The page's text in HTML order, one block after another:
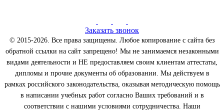
Заказать звонок
© 2015-2026. Все права защищены. Любое копирование с сайта без
обратной ссылки на сайт запрещено! Мы не занимаемся незаконными
видами деятельности и НЕ предоставляем своим клиентам аттестаты,
дипломы и прочие документы об образовании. Мы действуем в
рамках российского законодательства, оказывая методическую помощь
в написании учебных работ согласно Ваших требований и в
соответствии с нашими условиями сотрудничества. Наши